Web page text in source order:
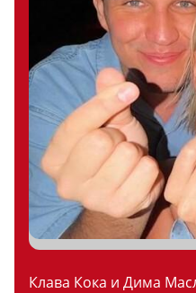
Клава Кока и Дима